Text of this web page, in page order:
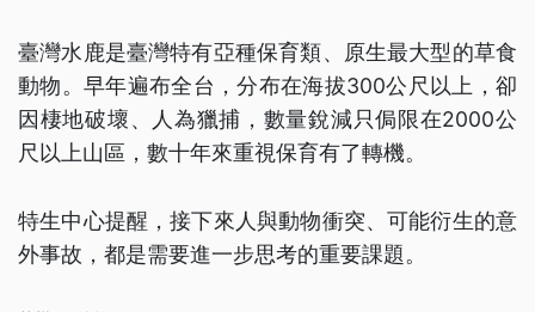
臺灣水鹿是臺灣特有亞種保育類、原生最大型的草食
動物。早年遍布全台，分布在海拔300公尺以上，卻
因棲地破壞、人為獵捕，數量銳減只侷限在2000公
尺以上山區，數十年來重視保育有了轉機。
特生中心提醒，接下來人與動物衝突、可能衍生的意
外事故，都是需要進一步思考的重要課題。